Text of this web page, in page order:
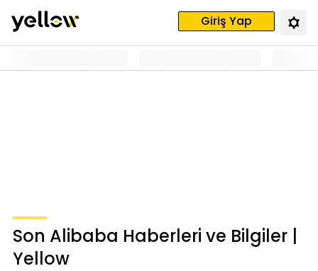
Giriş Yap
Son Alibaba Haberleri ve Bilgiler |
Yellow